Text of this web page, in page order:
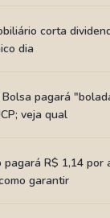
corta
dia
pagará
veja qual
pagará R$ 1,14 por
garantir